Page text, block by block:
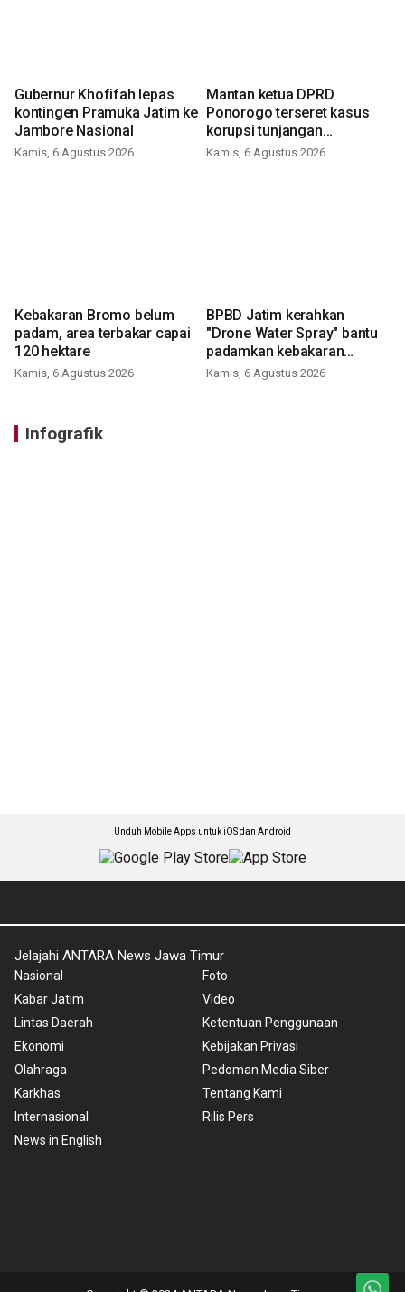
Gubernur Khofifah lepas
kontingen Pramuka Jatim ke
Jambore Nasional
Kamis, 6 Agustus 2026
Mantan ketua DPRD
Ponorogo terseret kasus
korupsi tunjangan
perumahan
Kamis, 6 Agustus 2026
Kebakaran Bromo belum
padam, area terbakar capai
120 hektare
Kamis, 6 Agustus 2026
BPBD Jatim kerahkan
"Drone Water Spray" bantu
padamkan kebakaran
Bromo
Kamis, 6 Agustus 2026
Infografik
Unduh Mobile Apps untuk iOS dan Android
Jelajahi ANTARA News Jawa Timur
Nasional
Kabar Jatim
Lintas Daerah
Ekonomi
Olahraga
Karkhas
Internasional
News in English
Foto
Video
Ketentuan Penggunaan
Kebijakan Privasi
Pedoman Media Siber
Tentang Kami
Rilis Pers